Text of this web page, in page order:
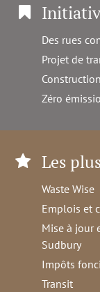
Des rues
Projet de
Zéro
Les
Waste Wise
Emplois et
Mise à jour
Sudbury
Impôts
Transit